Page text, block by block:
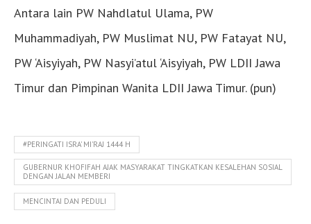
Antara lain PW Nahdlatul Ulama, PW
Muhammadiyah, PW Muslimat NU, PW Fatayat NU,
PW ‘Aisyiyah, PW Nasyi’atul ‘Aisyiyah, PW LDII Jawa
Timur dan Pimpinan Wanita LDII Jawa Timur. (pun)
#PERINGATI ISRA' MI'RAJ 1444 H
GUBERNUR KHOFIFAH AJAK MASYARAKAT TINGKATKAN KESALEHAN SOSIAL
DENGAN JALAN MEMBERI
MENCINTAI DAN PEDULI